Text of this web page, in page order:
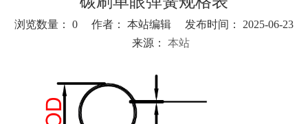
浏览数量： 0 作者： 本站编辑 发布时间： 2025-06-23
来源： 本站